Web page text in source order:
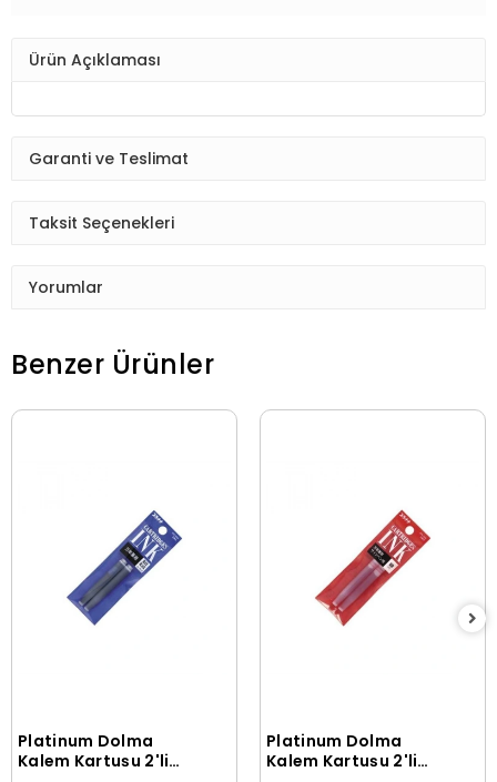
Ürün Açıklaması
Garanti ve Teslimat
Taksit Seçenekleri
Yorumlar
Benzer Ürünler
Sepete Ekle
Platinum Dolma
Kalem Kartuşu 2'li
Sepete Ekle
Platinum Dolma
Kalem Kartuşu 2'li